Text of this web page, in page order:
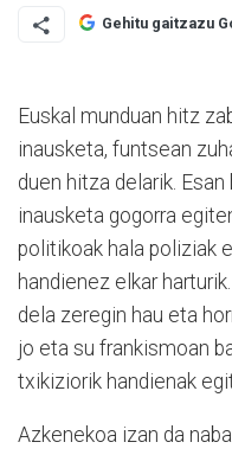
Gehitu gaitzazu
Euskal munduan hitz
inausketa, funtsean
duen hitza delarik.
inausketa gogorra
politikoak hala poliziak
handienez elkar
dela zeregin hau eta
jo eta su frankismoan
txikiziorik handienak
Azkenekoa izan da